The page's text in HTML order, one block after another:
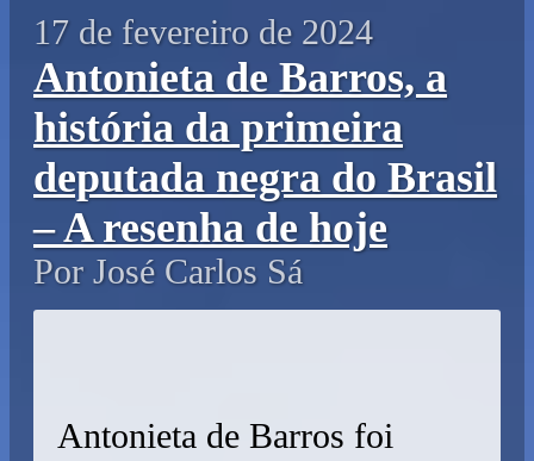
17 de fevereiro de 2024
Antonieta de Barros, a
história da primeira
deputada negra do Brasil
– A resenha de hoje
Por José Carlos Sá
Antonieta de Barros foi